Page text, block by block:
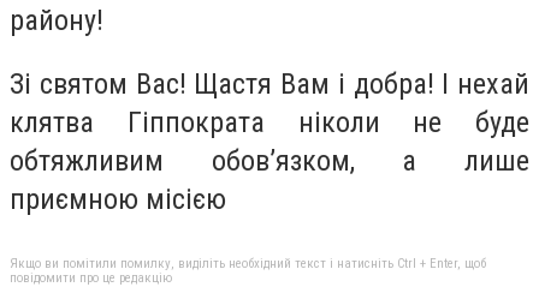
району!
Зі святом Вас! Щастя Вам і добра! І нехай
клятва Гіппократа ніколи не буде
обтяжливим обов’язком, а лише
приємною місією
Якщо ви помітили помилку, виділіть необхідний текст і натисніть Ctrl + Enter, щоб
повідомити про це редакцію